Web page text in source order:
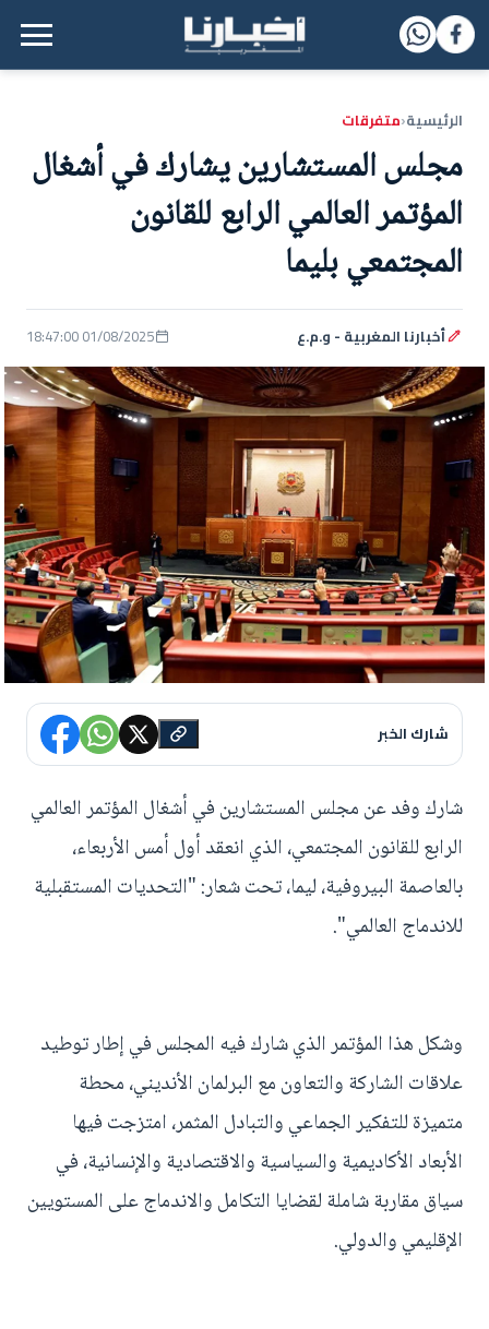
القائمة الرئيسية
الرئيسية‹متفرقات
مجلس المستشارين يشارك في أشغال
المؤتمر العالمي الرابع للقانون
المجتمعي بليما
أخبارنا المغربية - و.م.ع 01/08/2025 18:47:00
شارك الخبر
شارك وفد عن مجلس المستشارين في أشغال المؤتمر العالمي
الرابع للقانون المجتمعي، الذي انعقد أول أمس الأربعاء،
بالعاصمة البيروفية، ليما، تحت شعار: "التحديات المستقبلية
للاندماج العالمي".
وشكل هذا المؤتمر الذي شارك فيه المجلس في إطار توطيد
علاقات الشاركة والتعاون مع البرلمان الأنديني، محطة
متميزة للتفكير الجماعي والتبادل المثمر، امتزجت فيها
الأبعاد الأكاديمية والسياسية والاقتصادية والإنسانية، في
سياق مقاربة شاملة لقضايا التكامل والاندماج على المستويين
الإقليمي والدولي.